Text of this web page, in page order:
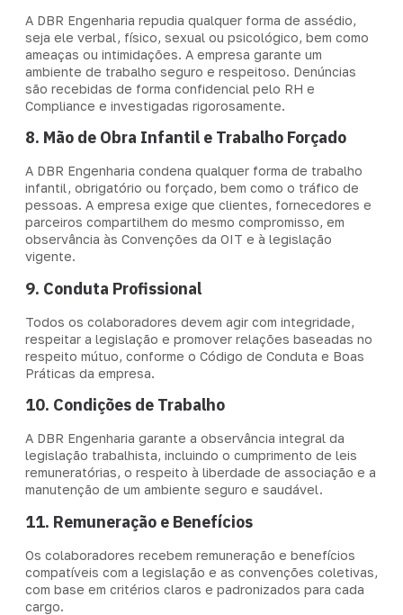
A DBR Engenharia repudia qualquer forma de assédio,
seja ele verbal, físico, sexual ou psicológico, bem como
ameaças ou intimidações. A empresa garante um
ambiente de trabalho seguro e respeitoso. Denúncias
são recebidas de forma confidencial pelo RH e
Compliance e investigadas rigorosamente.
8. Mão de Obra Infantil e Trabalho Forçado
A DBR Engenharia condena qualquer forma de trabalho
infantil, obrigatório ou forçado, bem como o tráfico de
pessoas. A empresa exige que clientes, fornecedores e
parceiros compartilhem do mesmo compromisso, em
observância às Convenções da OIT e à legislação
vigente.
9. Conduta Profissional
Todos os colaboradores devem agir com integridade,
respeitar a legislação e promover relações baseadas no
respeito mútuo, conforme o Código de Conduta e Boas
Práticas da empresa.
10. Condições de Trabalho
A DBR Engenharia garante a observância integral da
legislação trabalhista, incluindo o cumprimento de leis
remuneratórias, o respeito à liberdade de associação e a
manutenção de um ambiente seguro e saudável.
11. Remuneração e Benefícios
Os colaboradores recebem remuneração e benefícios
compatíveis com a legislação e as convenções coletivas,
com base em critérios claros e padronizados para cada
cargo.